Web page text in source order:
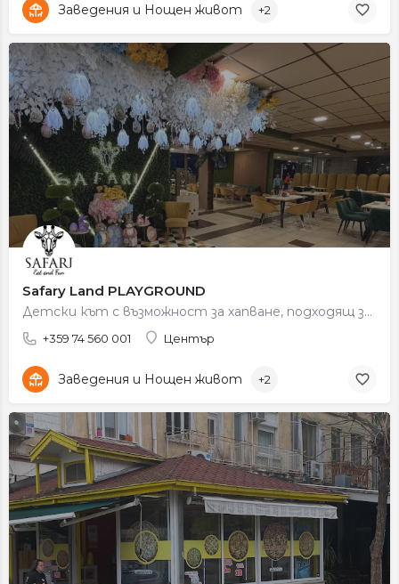
Заведения и Нощен живот +2
Safary Land PLAYGROUND
Детски кът с възможност за хапване, подходящ за семейни посещения и детски празненства.
+359 74 560 001 Център
Заведения и Нощен живот +2